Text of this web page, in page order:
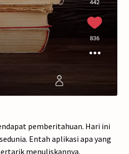
pemberitahuan. Hari ini
Entah aplikasi apa yang
menuliskannya.